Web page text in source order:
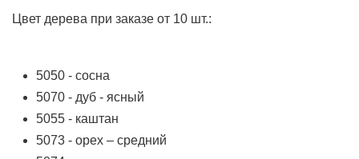
Цвет дерева при заказе от 10 шт.:
5050 - сосна
5070 - дуб - ясный
5055 - каштан
5073 - орех – средний